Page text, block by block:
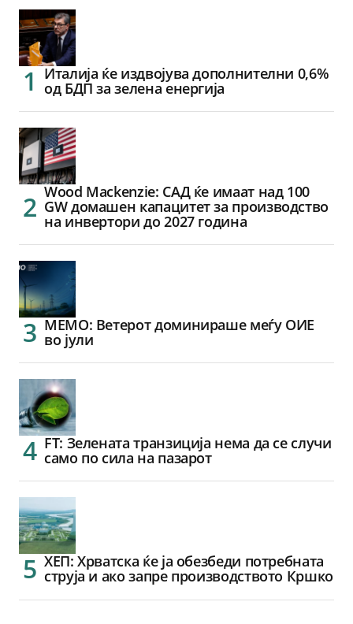
Италија ќе издвојува дополнителни 0,6%
од БДП за зелена енергија
Wood Mackenzie: САД ќе имаат над 100
GW домашен капацитет за производство
на инвертори до 2027 година
МЕМО: Ветерот доминираше меѓу ОИЕ
во јули
FT: Зелената транзиција нема да се случи
само по сила на пазарот
ХЕП: Хрватска ќе ја обезбеди потребната
струја и ако запре производството Кршко